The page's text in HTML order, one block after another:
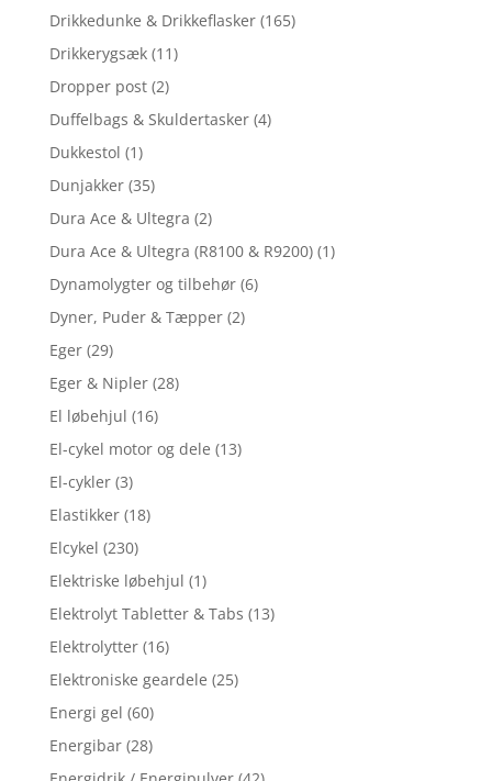
Drikkedunke & Drikkeflasker (165)
Drikkerygsæk (11)
Dropper post (2)
Duffelbags & Skuldertasker (4)
Dukkestol (1)
Dunjakker (35)
Dura Ace & Ultegra (2)
Dura Ace & Ultegra (R8100 & R9200) (1)
Dynamolygter og tilbehør (6)
Dyner, Puder & Tæpper (2)
Eger (29)
Eger & Nipler (28)
El løbehjul (16)
El-cykel motor og dele (13)
El-cykler (3)
Elastikker (18)
Elcykel (230)
Elektriske løbehjul (1)
Elektrolyt Tabletter & Tabs (13)
Elektrolytter (16)
Elektroniske geardele (25)
Energi gel (60)
Energibar (28)